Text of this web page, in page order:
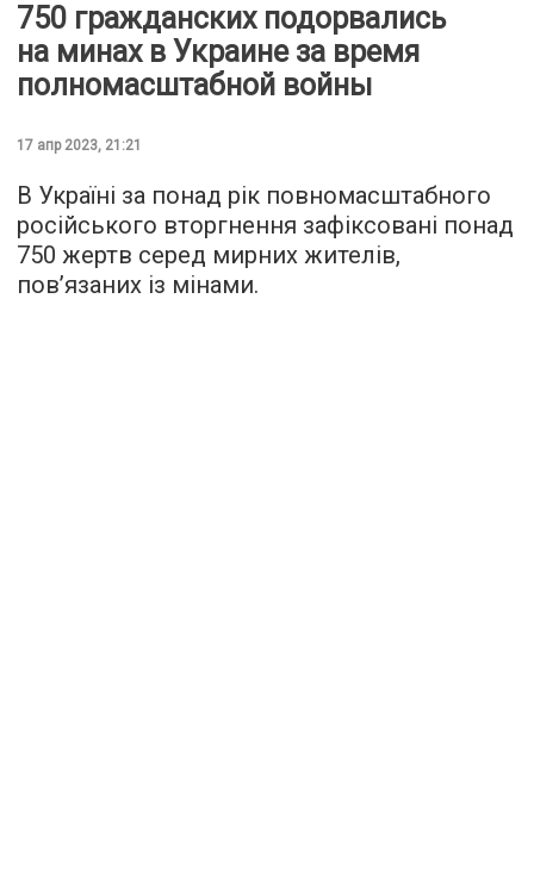
750 гражданских подорвались
на минах в Украине за время
полномасштабной войны
17 апр 2023, 21:21
В Україні за понад рік повномасштабного
російського вторгнення зафіксовані понад
750 жертв серед мирних жителів,
пов’язаних із мінами.